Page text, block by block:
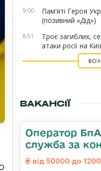
9:00
Пам’яті Героя
(позивний «Дід»)
8:51
Троє загиблих,
атаки росії на
ВСІ
ВАКАНСІЇ
Оператор
служба за
від 50000 до